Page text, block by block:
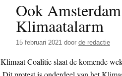
Ook
Klimaatalarm
15 februari 2021 door de redactie
Coalitie slaat de komende